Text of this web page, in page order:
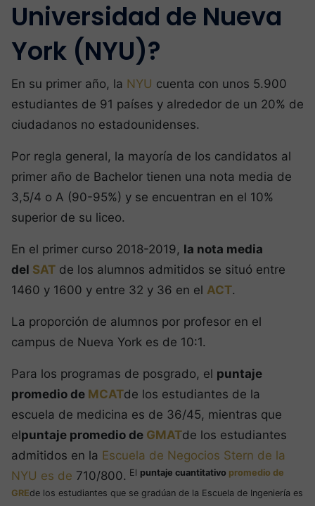
Universidad de Nueva
York (NYU)?
En su primer año, la NYU cuenta con unos 5.900
estudiantes de 91 países y alrededor de un 20% de
ciudadanos no estadounidenses.
Por regla general, la mayoría de los candidatos al
primer año de Bachelor tienen una nota media de
3,5/4 o A (90-95%) y se encuentran en el 10%
superior de su liceo.
En el primer curso 2018-2019, la nota media
del SAT de los alumnos admitidos se situó entre
1460 y 1600 y entre 32 y 36 en el ACT.
La proporción de alumnos por profesor en el
campus de Nueva York es de 10:1.
Para los programas de posgrado, el puntaje
promedio de MCATde los estudiantes de la
escuela de medicina es de 36/45, mientras que
elpuntaje promedio de GMATde los estudiantes
admitidos en la Escuela de Negocios Stern de la
NYU es de 710/800. El puntaje cuantitativo promedio de
GREde los estudiantes que se gradúan de la Escuela de Ingeniería es